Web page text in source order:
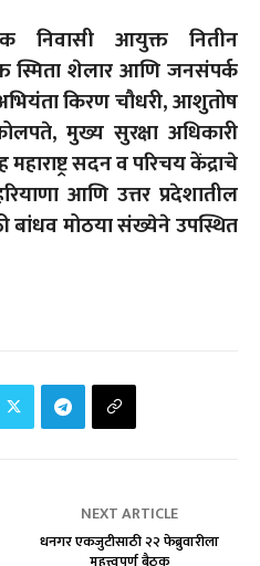
निवासी आयुक्त नितीन
स्मिता शेलार आणि जनसंपर्क
किरण चौधरी,आशुतोष
,मुख्य सुरक्षा अधिकारी
सदन व परिचय केंद्राचे
आणि उत्तर प्रदेशातील
बांधव मोठया संख्येने उपस्थित
NEXT ARTICLE
धनगर एकजुटीसाठी २२ फेब्रुवारीला